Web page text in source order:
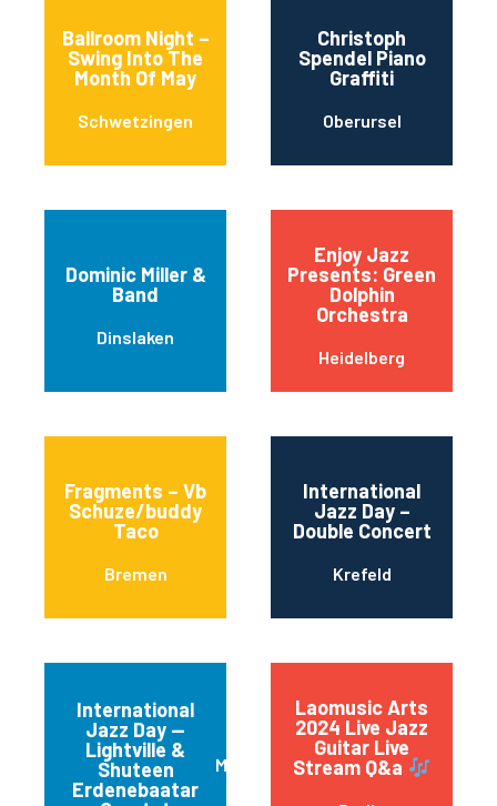
Ballroom Night –
Swing Into The
Month Of May
Schwetzingen
Christoph
Spendel Piano
Graffiti
Oberursel
Dominic Miller &
Band
Dinslaken
Enjoy Jazz
Presents: Green
Dolphin
Orchestra
Heidelberg
Fragments – Vb
Schuze/buddy
Taco
Bremen
International
Jazz Day –
Double Concert
Krefeld
International
Jazz Day —
Lightville &
Shuteen
Erdenebaatar
München
Laomusic Arts
2024 Live Jazz
Guitar Live
Stream Q&a